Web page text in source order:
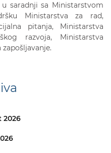
saradnji sa Ministarstvom
Ministarstva za rad,
pitanja, Ministarstva
razvoja, Ministarstva
2026